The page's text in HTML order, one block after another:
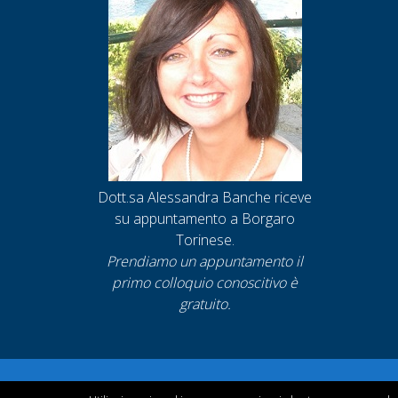
Dott.sa Alessandra Banche riceve
su appuntamento a Borgaro
Torinese.
Prendiamo un appuntamentoil
primo colloquio conoscitivo è
gratuito.